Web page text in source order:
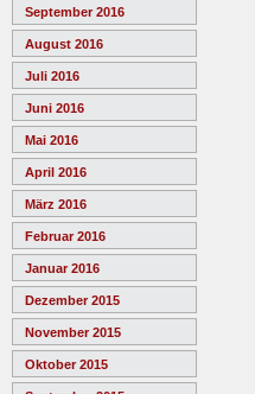
September 2016
August 2016
Juli 2016
Juni 2016
Mai 2016
April 2016
März 2016
Februar 2016
Januar 2016
Dezember 2015
November 2015
Oktober 2015